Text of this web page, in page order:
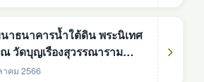
าธนาคารน้ำใต้ดิน พระนิเทศ
วัดบุญเรืองสุวรรณาราม
องคาย
าคม 2566